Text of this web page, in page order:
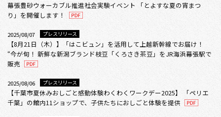
幕張豊砂ウォーカブル推進社会実験イベント 「とよすな夏の宵まつ
り」を開催します！
2025/08/07 プレスリリース
【8月21日（木）】「はこビュン」を活用して上越新幹線でお届け！
“今が旬！ 新鮮な新潟ブランド枝豆「くろさき茶豆」をJR海浜幕張駅で
販売
2025/08/06 プレスリリース
【千葉市夏休みおしごと感動体験わくわくワークデー2025】 「ペリエ
千葉」の館内11ショップで、子供たちにおしごと体験を提供